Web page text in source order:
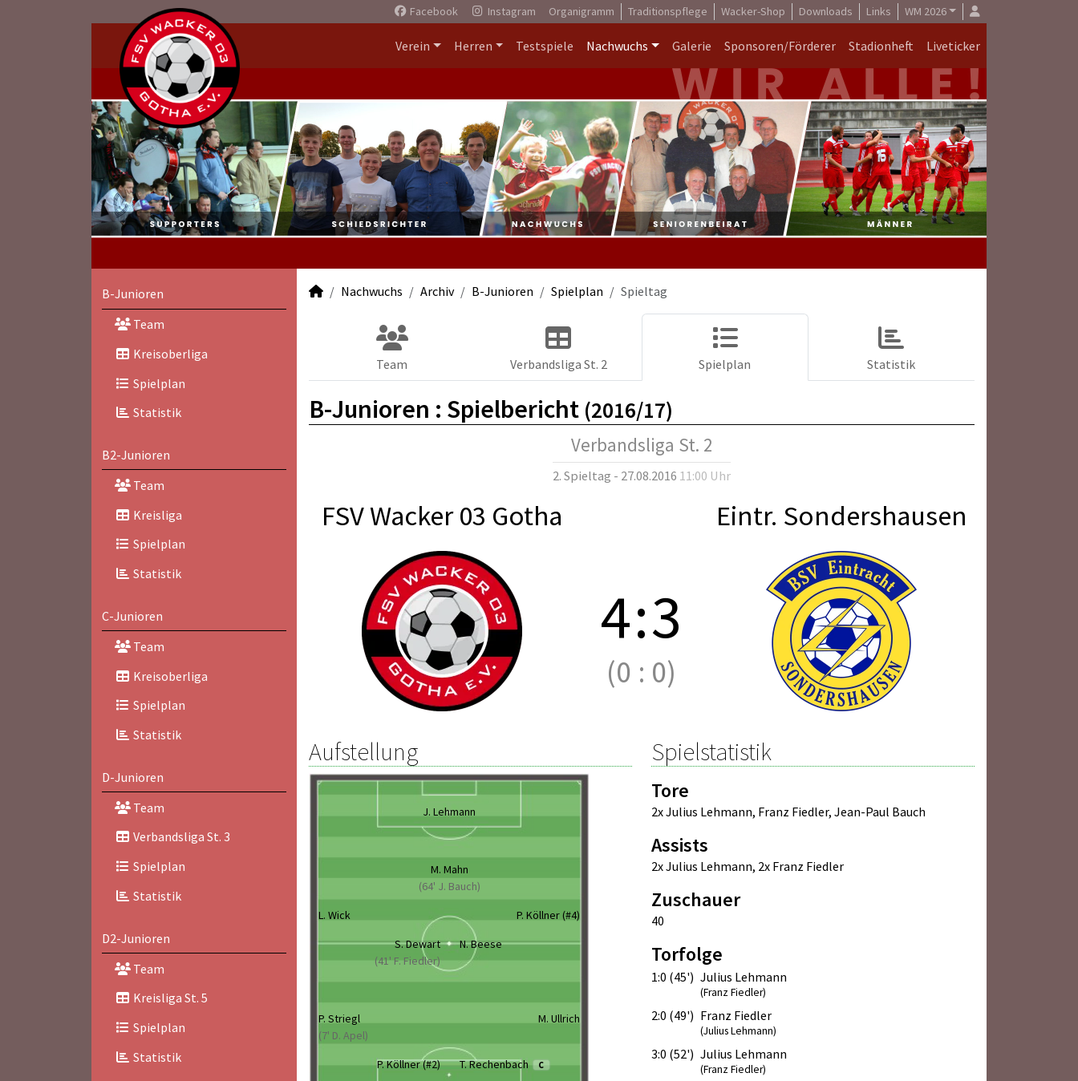
Facebook Instagram Organigramm Traditionspflege Wacker-Shop Downloads Links WM 2026
Verein Herren Testspiele Nachwuchs Galerie Sponsoren/Förderer Stadionheft Liveticker
B-Junioren
Team
Kreisoberliga
Spielplan
Statistik
B2-Junioren
Team
Kreisliga
Spielplan
Statistik
C-Junioren
Team
Kreisoberliga
Spielplan
Statistik
D-Junioren
Team
Verbandsliga St. 3
Spielplan
Statistik
D2-Junioren
Team
Kreisliga St. 5
Spielplan
Statistik
Nachwuchs Archiv B-Junioren Spielplan Spieltag
Team Verbandsliga St. 2 Spielplan Statistik
B-Junioren : Spielbericht (2016/17)
Verbandsliga St. 2
2. Spieltag - 27.08.2016 11:00 Uhr
FSV Wacker 03 Gotha Eintr. Sondershausen
4:3
(0 : 0)
Aufstellung
J. Lehmann
M. Mahn
(64' J. Bauch)
L. Wick
P. Köllner (#4)
S. Dewart
(41' F. Fiedler)
N. Beese
P. Striegl
(7' D. Apel)
M. Ullrich
P. Köllner (#2) T. Rechenbach C
Spielstatistik
Tore
2x Julius Lehmann, Franz Fiedler, Jean-Paul Bauch
Assists
2x Julius Lehmann, 2x Franz Fiedler
Zuschauer
40
Torfolge
1:0 (45') Julius Lehmann
(Franz Fiedler)
2:0 (49') Franz Fiedler
(Julius Lehmann)
3:0 (52') Julius Lehmann
(Franz Fiedler)